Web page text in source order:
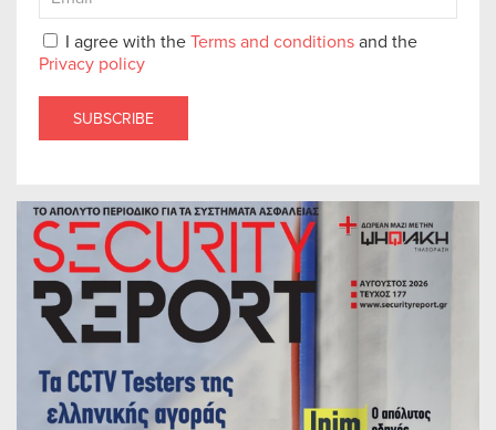
I agree with theTerms and conditionsand the
Privacy policy
SUBSCRIBE